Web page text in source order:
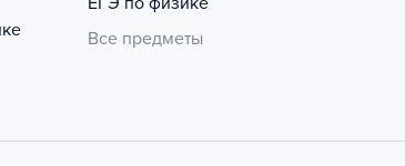
Все предметы